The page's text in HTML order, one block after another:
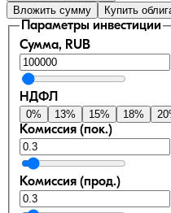
Вложить сумму
Купить
Параметры инвестиции
Сумма, RUB
НДФЛ
0% 13% 15% 18% 20
Комиссия (пок.)
Комиссия (прод.)